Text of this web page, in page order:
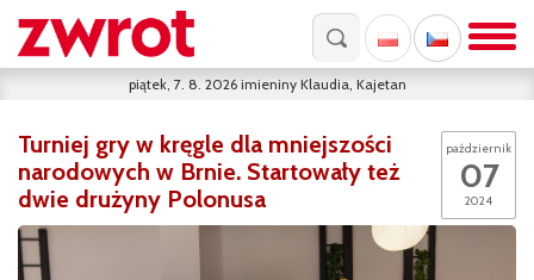
piątek, 7. 8. 2026 imieniny Klaudia, Kajetan
październik
07
2024
Turniej gry w kręgle dla mniejszości
narodowych w Brnie. Startowały też
dwie drużyny Polonusa